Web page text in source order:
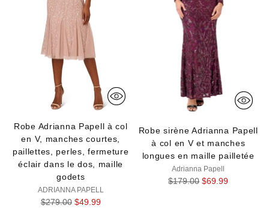
Robe Adrianna Papell à col
en V, manches courtes,
paillettes, perles, fermeture
éclair dans le dos, maille
godets
ADRIANNA PAPELL
Prix
$279.00 $49.99
Robe sirène Adrianna Papell
à col en V et manches
longues en maille pailletée
Adrianna Papell
Prix
$179.00 $69.99